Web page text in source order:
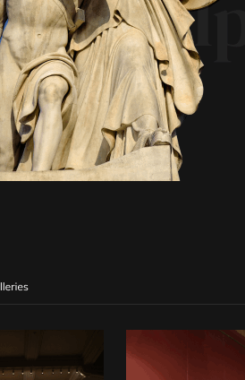
Theme homepage